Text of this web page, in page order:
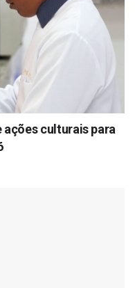
ações culturais para